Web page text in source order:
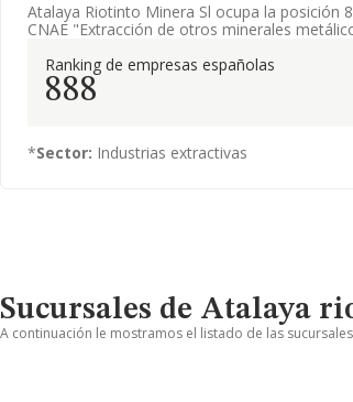
Atalaya Riotinto Minera Sl ocupa la posición
CNAE "Extracción de otros minerales
Ranking de empresas españolas
888
*Sector: Industrias extractivas
Sucursales de Atalaya
A continuación le mostramos el listado de las